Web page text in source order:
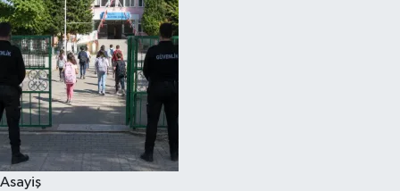
Asayiş
Spor
Teknoloji
Yaşam